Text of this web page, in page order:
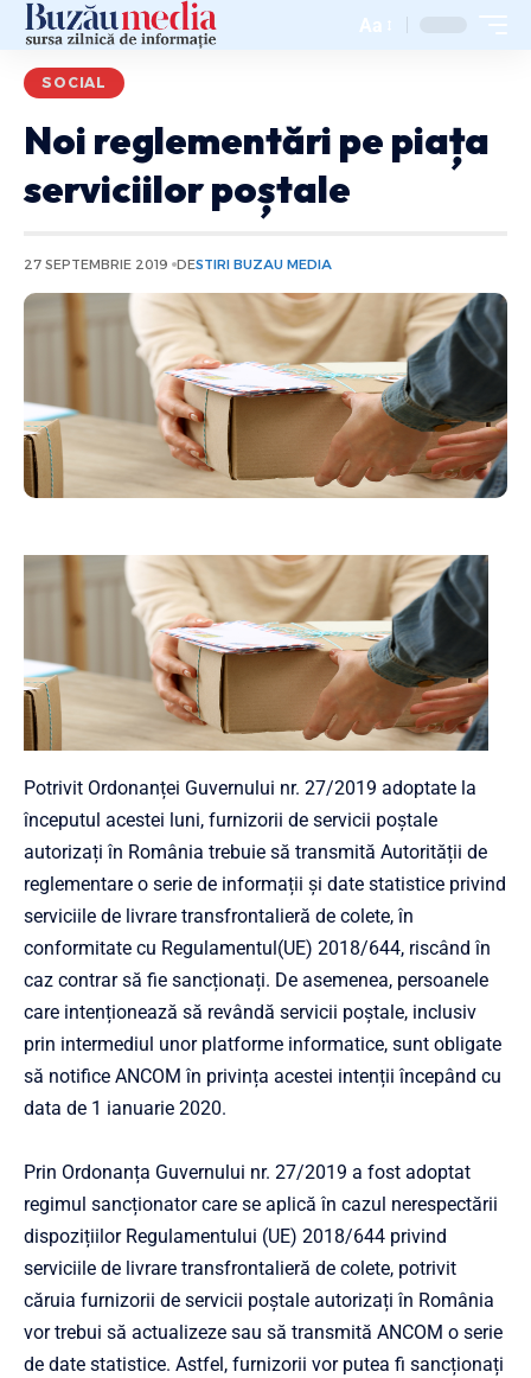
Aa
SOCIAL
Noi reglementări pe piața
serviciilor poștale
27 SEPTEMBRIE 2019 DESTIRI BUZAU MEDIA
Potrivit Ordonanței Guvernului nr. 27/2019 adoptate la
începutul acestei luni, furnizorii de servicii poștale
autorizați în România trebuie să transmită Autorității de
reglementare o serie de informații și date statistice privind
serviciile de livrare transfrontalieră de colete, în
conformitate cu Regulamentul(UE) 2018/644, riscând în
caz contrar să fie sancționați. De asemenea, persoanele
care intenționează să revândă servicii poștale, inclusiv
prin intermediul unor platforme informatice, sunt obligate
să notifice ANCOM în privința acestei intenții începând cu
data de 1 ianuarie 2020.
Prin Ordonanța Guvernului nr. 27/2019 a fost adoptat
regimul sancționator care se aplică în cazul nerespectării
dispozițiilor Regulamentului (UE) 2018/644 privind
serviciile de livrare transfrontalieră de colete, potrivit
căruia furnizorii de servicii poștale autorizați în România
vor trebui să actualizeze sau să transmită ANCOM o serie
de date statistice. Astfel, furnizorii vor putea fi sancționați